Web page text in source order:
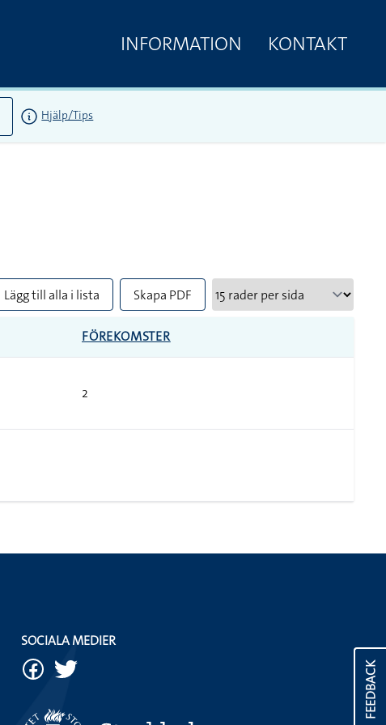
INFORMATION KONTAKT
Hjälp/Tips
Lägg till alla i lista Skapa PDF
FÖREKOMSTER
2
FEEDBACK
SOCIALA MEDIER